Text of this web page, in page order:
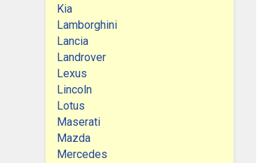
Kia
Lamborghini
Lancia
Landrover
Lexus
Lincoln
Lotus
Maserati
Mazda
Mercedes